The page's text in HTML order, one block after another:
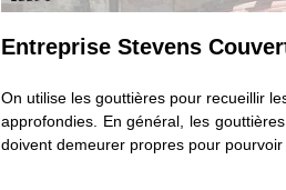
Entreprise Stevens
On utilise les gouttières pour recueillir
approfondies. En général, les
doivent demeurer propres pour